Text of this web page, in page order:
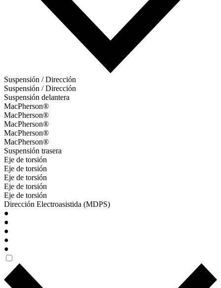
Suspensión / Dirección
Suspensión / Dirección
Suspensión delantera
MacPherson®
MacPherson®
MacPherson®
MacPherson®
MacPherson®
Suspensión trasera
Eje de torsión
Eje de torsión
Eje de torsión
Eje de torsión
Eje de torsión
Dirección Electroasistida (MDPS)
●
●
●
●
●